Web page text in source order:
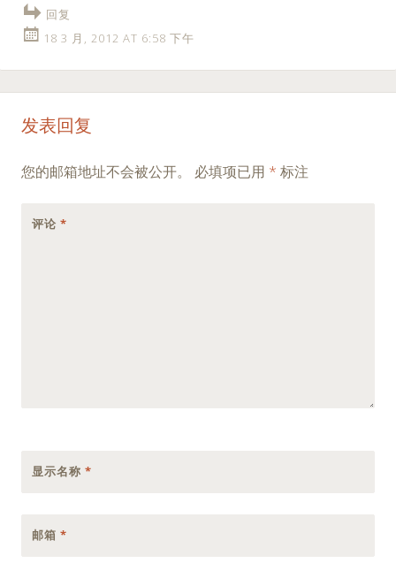
回复
18 3 月, 2012 AT 6:58 下午
发表回复
您的邮箱地址不会被公开。 必填项已用 * 标注
评论 *
显示名称 *
邮箱 *